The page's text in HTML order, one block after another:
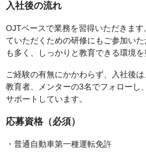
入社後の流れ
OJTベースで業務を習得いただきま
ていただくための研修にもご参加い
も多く、しっかりと教育できる環境を
ご経験の有無にかかわらず、入社後は
教育者、メンターの3名でフォローし
サポートしています。
応募資格（必須）
・普通自動車第一種運転免許